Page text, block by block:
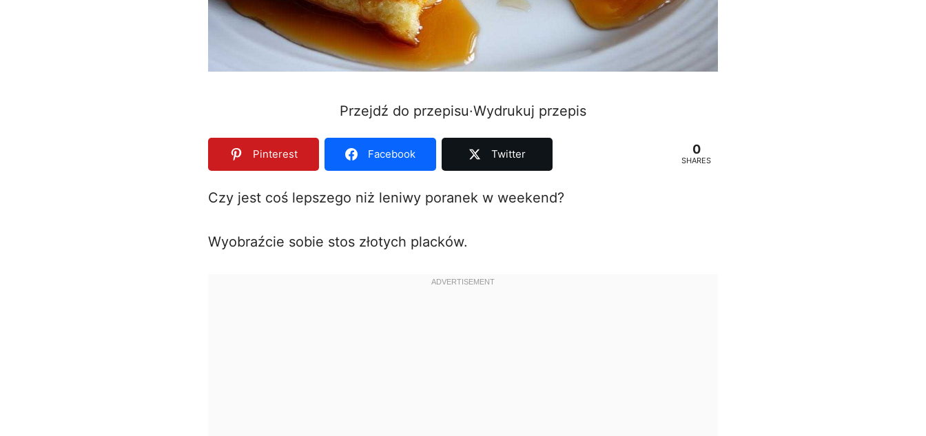
Przejdź do przepisu·Wydrukuj przepis
Pinterest Facebook Twitter 0
SHARES
Czy jest coś lepszego niż leniwy poranek w weekend?
Wyobraźcie sobie stos złotych placków.